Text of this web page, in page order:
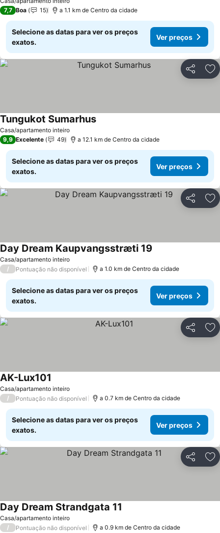
7,7 Boa 15 a 1.1 km de Centro da cidade
Selecione as datas para ver os preços
exatos.
Ver preços
Partilhar
Casa/apartamento inteiro
Tungukot Sumarhus
9,9 Excelente 49 a 12.1 km de Centro da cidade
Selecione as datas para ver os preços
exatos.
Ver preços
Partilhar
Casa/apartamento inteiro
Day Dream Kaupvangsstræti 19
/ Pontuação não disponível a 1.0 km de Centro da cidade
Selecione as datas para ver os preços
exatos.
Ver preços
Partilhar
Casa/apartamento inteiro
AK-Lux101
/ Pontuação não disponível a 0.7 km de Centro da cidade
Selecione as datas para ver os preços
exatos.
Ver preços
Partilhar
Casa/apartamento inteiro
Day Dream Strandgata 11
/ Pontuação não disponível a 0.9 km de Centro da cidade